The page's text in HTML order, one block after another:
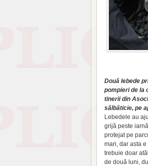
Două lebede
pompieri de la
tinerii din
sălbăticie, pe
Lebedele au
grijă peste
protejat pe
mari, dar asta
trebuie doar
de două luni,